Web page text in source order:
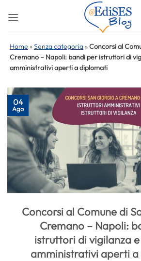
Home »Senza categoria »Concorsi al
Cremano – Napoli: bandi per istruttori di
amministrativi aperti a diplomati
04
Ago
Concorsi al Comune di
Cremano – Napoli:
istruttori di vigilanza
amministrativi aperti